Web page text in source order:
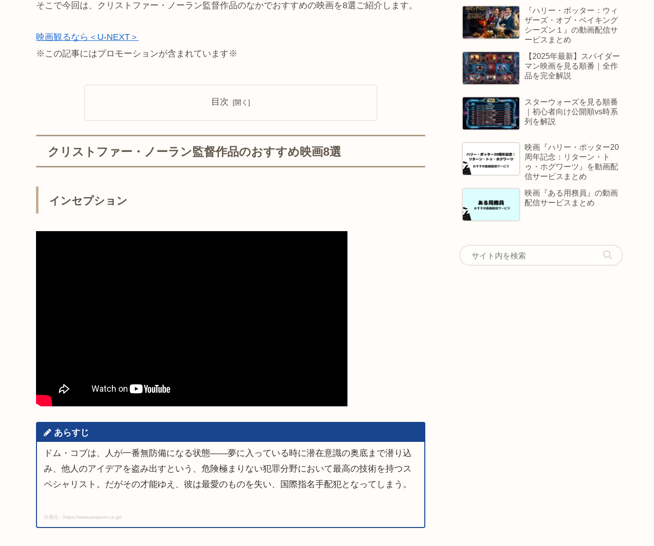
そこで今回は、クリストファー・ノーラン監督作品のなかでおすすめの映画を8選ご紹介します。
映画観るなら＜U-NEXT＞
※この記事にはプロモーションが含まれています※
目次
クリストファー・ノーラン監督作品のおすすめ映画8選
インセプション
あらすじ
ドム・コブは、人が一番無防備になる状態――夢に入っている時に潜在意識の奥底まで潜り込
み、他人のアイデアを盗み出すという、危険極まりない犯罪分野において最高の技術を持つス
ペシャリスト。だがその才能ゆえ、彼は最愛のものを失い、国際指名手配犯となってしまう。
引用元：https://www.amazon.co.jp/
『ハリー・ポッター：ウィ
ザーズ・オブ・ベイキング
シーズン１』の動画配信サ
ービスまとめ
【2025年最新】スパイダー
マン映画を見る順番｜全作
品を完全解説
スターウォーズを見る順番
｜初心者向け公開順vs時系
列を解説
映画『ハリー・ポッター20
周年記念：リターン・ト
ゥ・ホグワーツ』を動画配
信サービスまとめ
映画『ある用務員』の動画
配信サービスまとめ